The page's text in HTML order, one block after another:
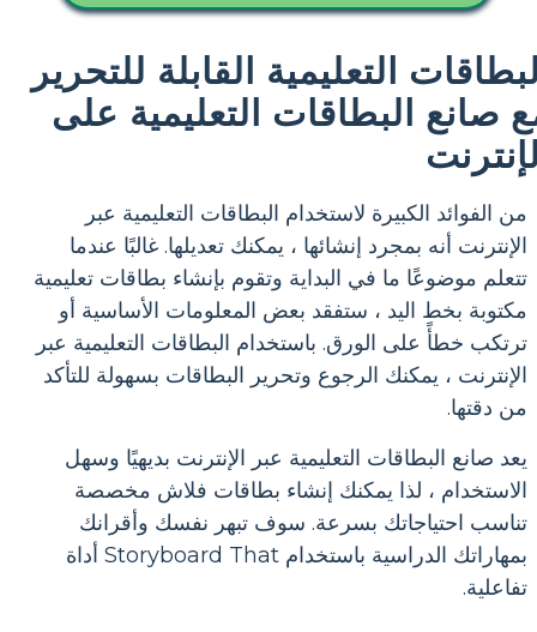
التعليمية القابلة للتحرير
صانع البطاقات التعليمية على
من الفوائد الكبيرة لاستخدام البطاقات التعليمية عبر
الإنترنت أنه بمجرد إنشائها ، يمكنك تعديلها. غالبًا عندما
تتعلم موضوعًا ما في البداية وتقوم بإنشاء بطاقات تعليمية
مكتوبة بخط اليد ، ستفقد بعض المعلومات الأساسية أو
ترتكب خطأً على الورق. باستخدام البطاقات التعليمية عبر
الإنترنت ، يمكنك الرجوع وتحرير البطاقات بسهولة للتأكد
من دقتها.
يعد صانع البطاقات التعليمية عبر الإنترنت بديهيًا وسهل
الاستخدام ، لذا يمكنك إنشاء بطاقات فلاش مخصصة
تناسب احتياجاتك بسرعة. سوف تبهر نفسك وأقرانك
بمهاراتك الدراسية باستخدام Storyboard That أداة
تفاعلية.